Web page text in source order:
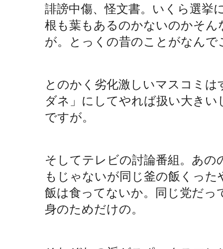
誹謗中傷、怪文書。いくら選挙
根も葉もあるのかないのかそ
が。とっくの昔のことがなんで
とのかく劣化激しいマスコミ
ダネ」にしてやれば扱い大きい
ですが。
そしてテレビの討論番組。あ
もじゃないが同じ釜の飯くっ
飯は食ってないか。同じ党だっ
身のためだけの。